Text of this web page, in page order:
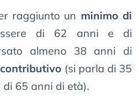
raggiunto un minimo di
di 62 anni e di
almeno 38 anni di
(si parla di 35
65 anni di età).